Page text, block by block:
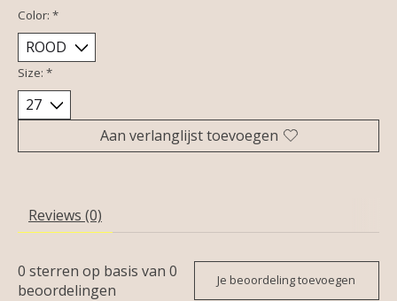
Color: *
Size: *
Aan verlanglijst toevoegen
Reviews (0)
0 sterren op basis van 0
beoordelingen
Je beoordeling toevoegen